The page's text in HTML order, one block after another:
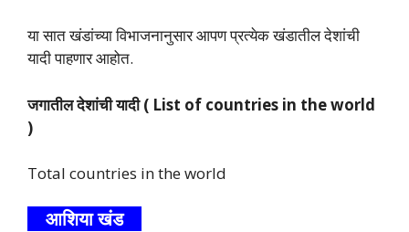
या सात खंडांच्या विभाजनानुसार आपण प्रत्येक खंडातील देशांची
यादी पाहणार आहोत.
जगातील देशांची यादी ( List of countries in the world
)
Total countries in the world
आशिया खंड